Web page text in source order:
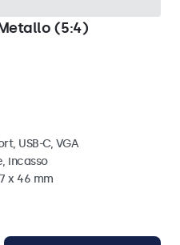
(5:4)
USB-C, VGA
incasso
x 46 mm